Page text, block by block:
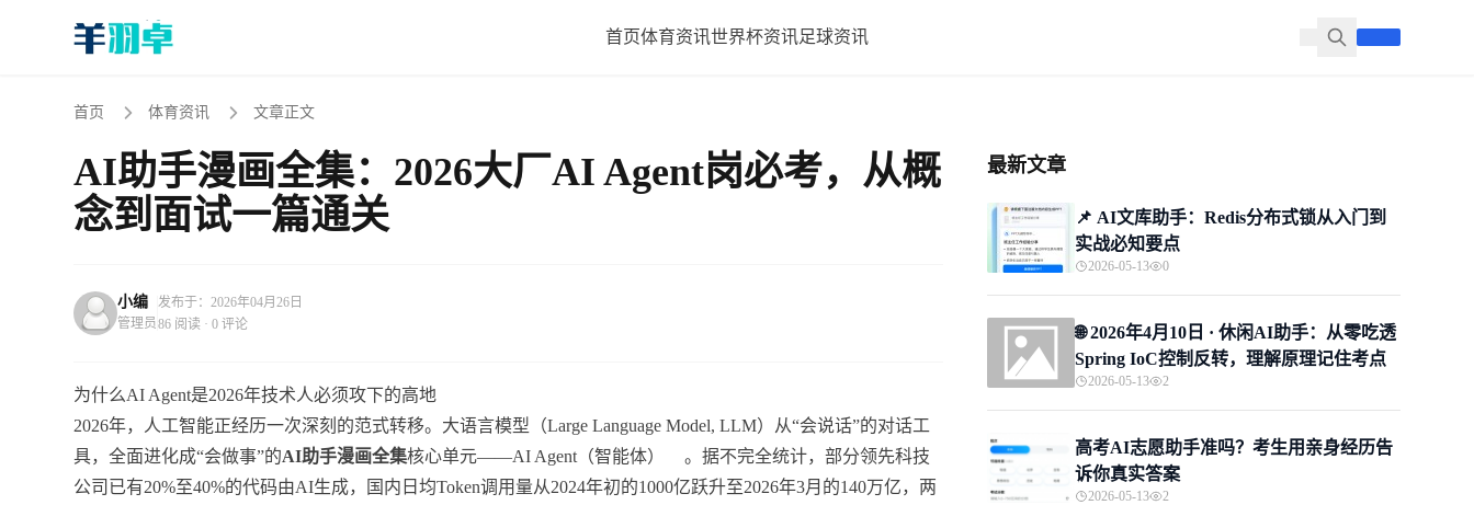
首页体育资讯世界杯资讯足球资讯
首页 体育资讯 文章正文
AI助手漫画全集：2026大厂AI Agent岗必考，从概
念到面试一篇通关
小编
管理员
发布于：2026年04月26日
86 阅读 · 0 评论
为什么AI Agent是2026年技术人必须攻下的高地
2026年，人工智能正经历一次深刻的范式转移。大语言模型（Large Language Model, LLM）从“会说话”的对话工
具，全面进化成“会做事”的AI助手漫画全集核心单元——AI Agent（智能体）
。据不完全统计，部分领先科技
公司已有20%至40%的代码由AI生成，国内日均Token调用量从2024年初的1000亿跃升至2026年3月的140万亿，两
最新文章
📌 ​AI文库助手：Redis分布式锁从入门到
实战必知要点
2026-05-13 0
🌐 2026年4月10日 · 休闲AI助手：从零吃透
Spring IoC控制反转，理解原理记住考点
2026-05-13 2
高考AI志愿助手准吗？考生用亲身经历告
诉你真实答案
2026-05-13 2